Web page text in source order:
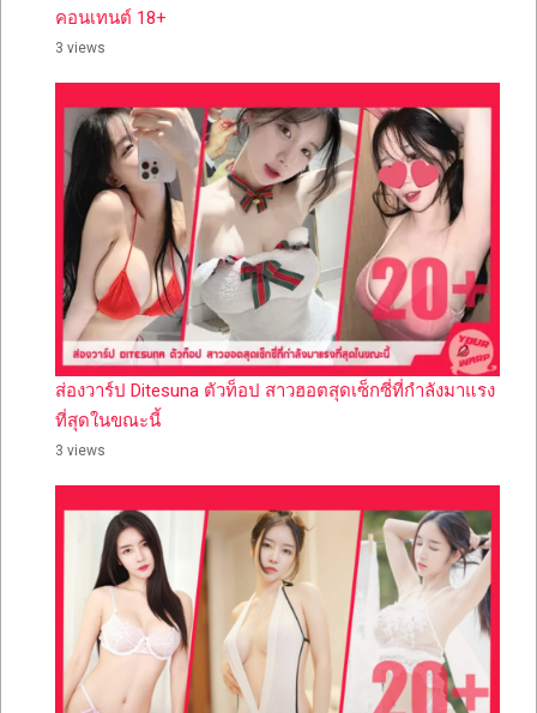
คอนเทนต์ 18+
3 views
ส่องวาร์ป Ditesuna ตัวท็อป สาวฮอตสุดเซ็กซี่ที่กำลังมาแรง
ที่สุดในขณะนี้
3 views